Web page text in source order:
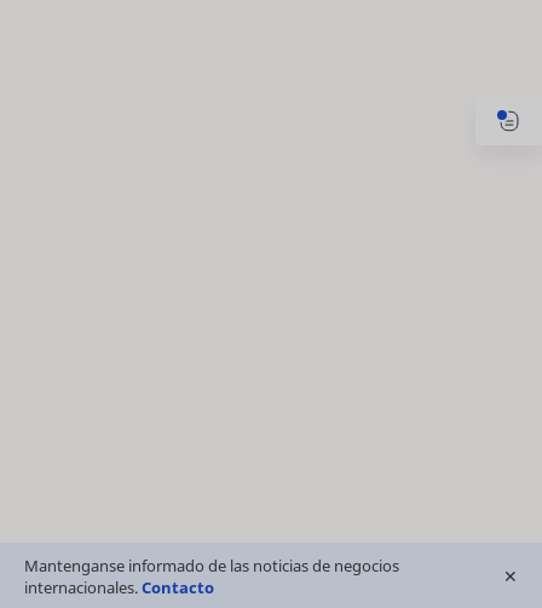
Mantenganse informado de las noticias de negocios
internacionales.Contacto